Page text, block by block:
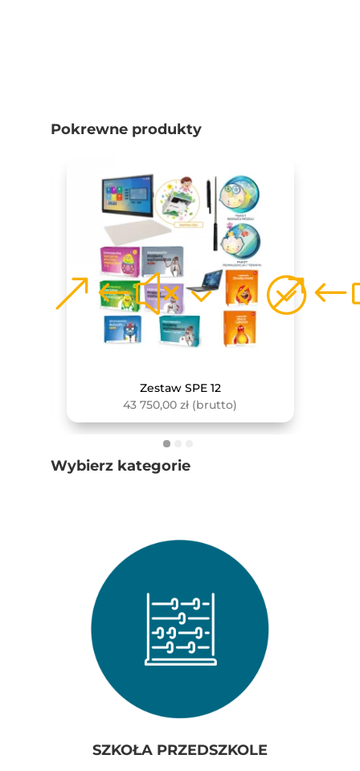
Pokrewne produkty
Zestaw SPE 12
43 750,00zł (brutto)
Wybierz kategorie
SZKOŁA PRZEDSZKOLE